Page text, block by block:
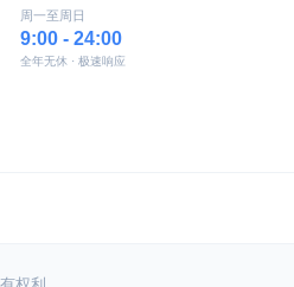
周一至周日
9:00 - 24:00
全年无休 · 极速响应